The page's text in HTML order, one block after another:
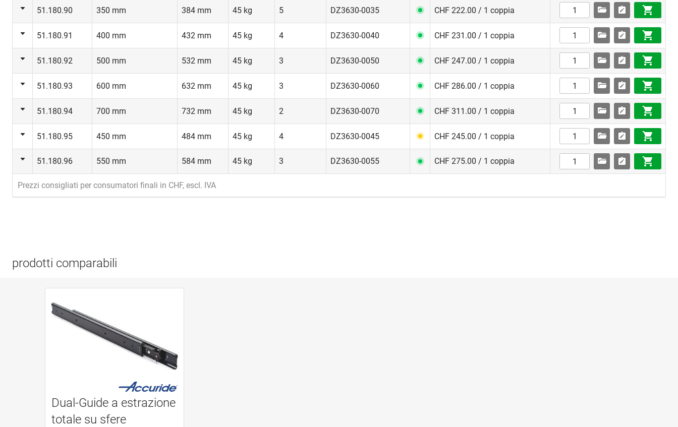
51.180.90 350 mm 384 mm 45 kg 5 DZ3630-0035 CHF 222.00 / 1 coppia
51.180.91 400 mm 432 mm 45 kg 4 DZ3630-0040 CHF 231.00 / 1 coppia
51.180.92 500 mm 532 mm 45 kg 3 DZ3630-0050 CHF 247.00 / 1 coppia
51.180.93 600 mm 632 mm 45 kg 3 DZ3630-0060 CHF 286.00 / 1 coppia
51.180.94 700 mm 732 mm 45 kg 2 DZ3630-0070 CHF 311.00 / 1 coppia
51.180.95 450 mm 484 mm 45 kg 4 DZ3630-0045 CHF 245.00 / 1 coppia
51.180.96 550 mm 584 mm 45 kg 3 DZ3630-0055 CHF 275.00 / 1 coppia
Prezzi consigliati per consumatori finali in CHF, escl. IVA
prodotti comparabili
Dual-Guide a estrazione
totale su sfere